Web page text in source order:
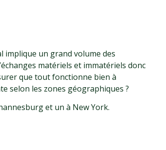
implique un grand volume des
matériels et immatériels donc
que tout fonctionne bien à
selon les zones géographiques ?
et un à New York.